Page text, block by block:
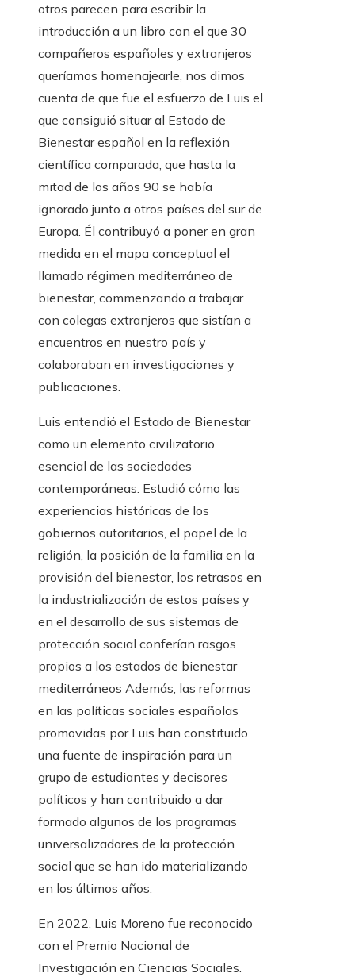
otros parecen para escribir la
introducción a un libro con el que 30
compañeros españoles y extranjeros
queríamos homenajearle, nos dimos
cuenta de que fue el esfuerzo de Luis el
que consiguió situar al Estado de
Bienestar español en la reflexión
científica comparada, que hasta la
mitad de los años 90 se había
ignorado junto a otros países del sur de
Europa. Él contribuyó a poner en gran
medida en el mapa conceptual el
llamado régimen mediterráneo de
bienestar, commenzando a trabajar
con colegas extranjeros que sistían a
encuentros en nuestro país y
colaboraban en investigaciones y
publicaciones.
Luis entendió el Estado de Bienestar
como un elemento civilizatorio
esencial de las sociedades
contemporáneas. Estudió cómo las
experiencias históricas de los
gobiernos autoritarios, el papel de la
religión, la posición de la familia en la
provisión del bienestar, los retrasos en
la industrialización de estos países y
en el desarrollo de sus sistemas de
protección social conferían rasgos
propios a los estados de bienestar
mediterráneos Además, las reformas
en las políticas sociales españolas
promovidas por Luis han constituido
una fuente de inspiración para un
grupo de estudiantes y decisores
políticos y han contribuido a dar
formado algunos de los programas
universalizadores de la protección
social que se han ido materializando
en los últimos años.
En 2022, Luis Moreno fue reconocido
con el Premio Nacional de
Investigación en Ciencias Sociales.